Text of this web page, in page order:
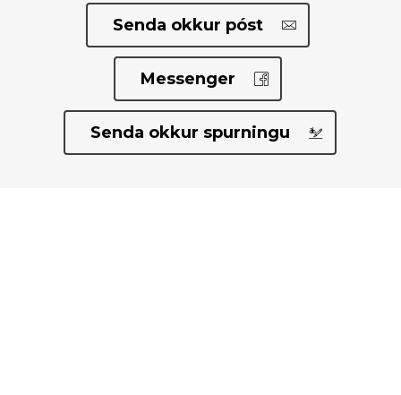
Senda okkur póst
Messenger
Senda okkur spurningu